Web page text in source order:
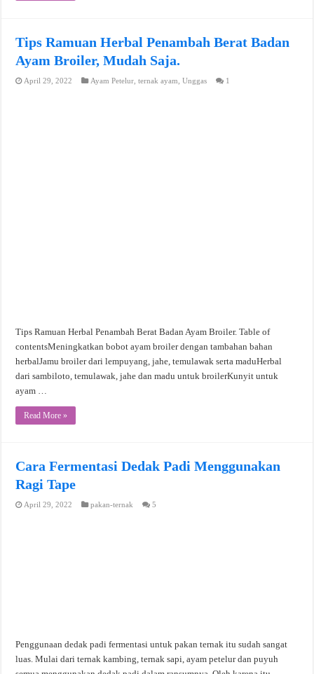
Tips Ramuan Herbal Penambah Berat Badan
Ayam Broiler, Mudah Saja.
April 29, 2022 Ayam Petelur ,ternak ayam ,Unggas 1
Tips Ramuan Herbal Penambah Berat Badan Ayam Broiler. Table of
contentsMeningkatkan bobot ayam broiler dengan tambahan bahan
herbalJamu broiler dari lempuyang, jahe, temulawak serta maduHerbal
dari sambiloto, temulawak, jahe dan madu untuk broilerKunyit untuk
ayam …
Read More »
Cara Fermentasi Dedak Padi Menggunakan
Ragi Tape
April 29, 2022 pakan-ternak 5
Penggunaan dedak padi fermentasi untuk pakan ternak itu sudah sangat
luas. Mulai dari ternak kambing, ternak sapi, ayam petelur dan puyuh